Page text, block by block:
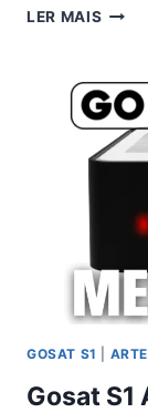
LER MAIS GOSAT
–
16/
GOSAT S1
Gosat